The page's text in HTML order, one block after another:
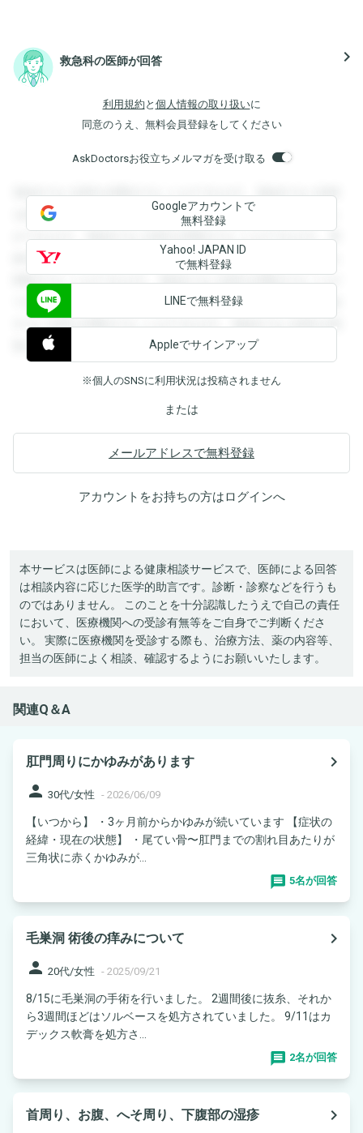
救急科の医師が回答 navigate_next
利用規約 と 個人情報の取り扱いに
同意のうえ、無料会員登録をしてください
AskDoctorsお役立ちメルマガを受け取る
登録すると回答を閲覧することができます。登録すると回答
を閲覧することができます。登録すると回答を閲覧すること
ができます。登録すると回答を閲覧することができます。登
録すると回答を閲覧することができます。登録すると回答を
閲覧することができます。登録すると回答を閲覧することが
できます。登録すると回答を閲覧することができます。登録
すると回答を閲覧することができます。登録すると回答を閲
覧することができます。
Googleアカウントで
無料登録
Yahoo! JAPAN ID
で無料登録
LINEで無料登録
Appleでサインアップ
※個人のSNSに利用状況は投稿されません
または
メールアドレスで無料登録
アカウントをお持ちの方はログインへ
本サービスは医師による健康相談サービスで、医師による回答
は相談内容に応じた医学的助言です。診断・診察などを行うも
のではありません。 このことを十分認識したうえで自己の責任
において、医療機関への受診有無等をご自身でご判断くださ
い。 実際に医療機関を受診する際も、治療方法、薬の内容等、
担当の医師によく相談、確認するようにお願いいたします。
関連Q＆A
肛門周りにかゆみがあります
navigate_next
person 30代/女性 - 2026/06/09
【いつから】 ・3ヶ月前からかゆみが続いています 【症状の
経緯・現在の状態】 ・尾てい骨〜肛門までの割れ目あたりが
三角状に赤くかゆみが...
5名が回答
毛巣洞 術後の痒みについて
navigate_next
person 20代/女性 - 2025/09/21
8/15に毛巣洞の手術を行いました。 2週間後に抜糸、それか
ら3週間ほどはソルベースを処方されていました。 9/11はカ
デックス軟膏を処方さ...
2名が回答
首周り、お腹、へそ周り、下腹部の湿疹 navigate_next